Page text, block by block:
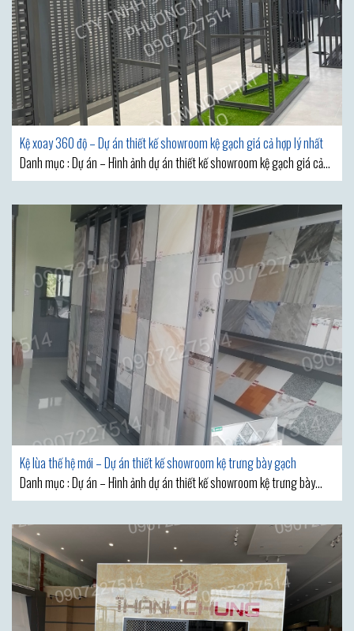
Kệ xoay 360 độ – Dự án thiết kế showroom kệ gạch giá cả hợp lý nhất
Danh mục : Dự án – Hình ảnh dự án thiết kế showroom kệ gạch giá cả
hợp lý MẪU THIẾT KẾ SHOWROOM VẬT LIỆU XÂY DỰNG ĐẸP ĐƯỢC KỆ
GẠCH PHƯƠNG THẢO GIỚI THIỆU SAU ĐÂY CHẮC CHẮN SẼ KHIẾN BẠN
CẢM THẤY HÀI LÒNG VÌ SỨC LÔI CUỐN ĐẶC BIỆT CỦA NÓ. Những
Kệ lùa thế hệ mới – Dự án thiết kế showroom kệ trưng bày gạch
Danh mục : Dự án – Hình ảnh dự án thiết kế showroom kệ trưng bày
gạch 2023 MẪU THIẾT KẾ SHOWROOM VẬT LIỆU XÂY DỰNG ĐẸP ĐƯỢC
KỆ GẠCH PHƯƠNG THẢO GIỚI THIỆU SAU ĐÂY CHẮC CHẮN SẼ KHIẾN BẠN
CẢM THẤY HÀI LÒNG VÌ SỨC LÔI CUỐN ĐẶC BIỆT CỦA NÓ. Thiết kế